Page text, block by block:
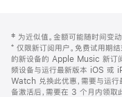
页
页
脚
注
‡ 为近似值。金额可能随时间变动
⁺ 仅限新订阅用户。免费试用期
的新设备的 Apple Music 新订
频设备与运行最新版本 iOS 或
Watch 兑换此优惠，需要与运
备激活后，需要在 3 个月内领取